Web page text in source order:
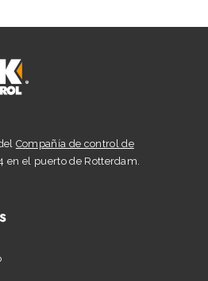
Compañía de control de
en el puerto de Rotterdam.